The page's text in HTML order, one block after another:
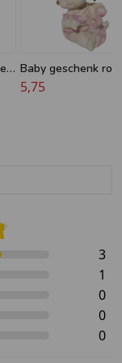
Baby geschenk
spaarpot
5,75
3
1
0
0
0